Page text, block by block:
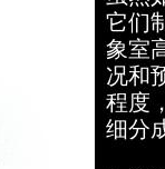
它们
象室
况和
程度
细分